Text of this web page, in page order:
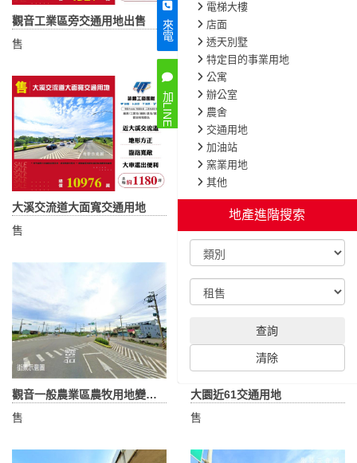
電梯大樓
店面
透天別墅
特定目的事業用地
公寓
辦公室
農舍
交通用地
加油站
窯業用地
其他
地產進階搜索
查詢
清除
來電
加LINE
觀音工業區旁交通用地出售
售
售
大溪交流道大面寬交通用地
售
觀音工業區旁交通用地
售
觀音一般農業區農牧用地變更交通用地中
售
大園近61交通用地
售